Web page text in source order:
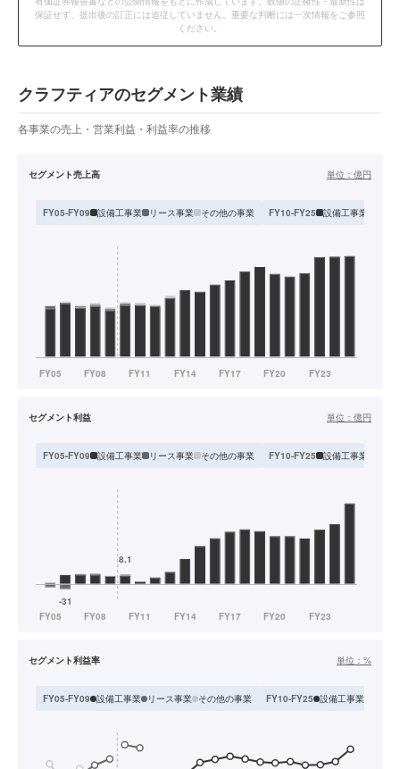
保証せず、提出後の訂正には追従していません。重要な判断には一次情報をご参照
ください。
クラフティアのセグメント業績
各事業の売上・営業利益・利益率の推移
セグメント売上高 単位： 億円
FY05-FY09 設備工事業 リース事業 その他の事業 FY10-FY25 設備工事業
セグメント利益 単位： 億円
FY05-FY09 設備工事業 リース事業 その他の事業 FY10-FY25 設備工事業
セグメント利益率 単位： %
FY05-FY09 設備工事業 リース事業 その他の事業 FY10-FY25 設備工事業